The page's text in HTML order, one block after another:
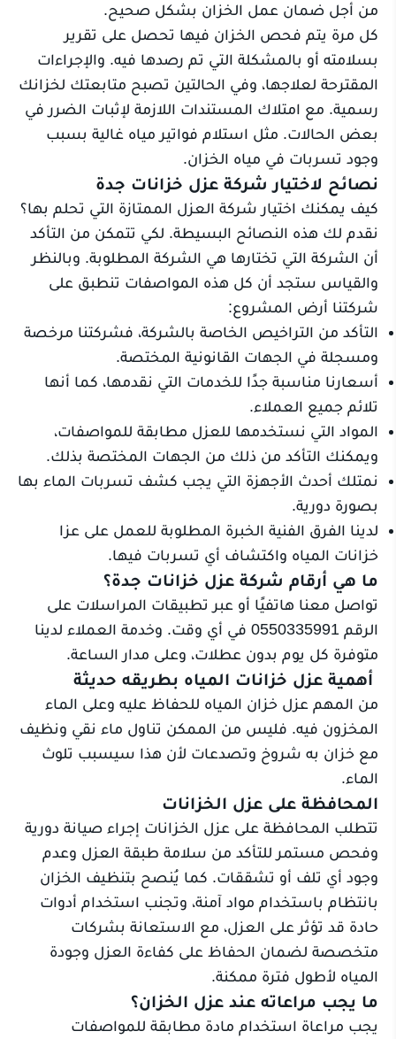
من أجل ضمان عمل الخزان بشكل صحيح.
كل مرة يتم فحص الخزان فيها تحصل على تقرير
بسلامته أو بالمشكلة التي تم رصدها فيه. والإجراءات
المقترحة لعلاجها، وفي الحالتين تصبح متابعتك لخزانك
رسمية. مع امتلاك المستندات اللازمة لإثبات الضرر في
بعض الحالات. مثل استلام فواتير مياه غالية بسبب
وجود تسربات في مياه الخزان.
نصائح لاختيار شركة عزل خزانات جدة
كيف يمكنك اختيار شركة العزل الممتازة التي تحلم بها؟
نقدم لك هذه النصائح البسيطة. لكي تتمكن من التأكد
أن الشركة التي تختارها هي الشركة المطلوبة. وبالنظر
والقياس ستجد أن كل هذه المواصفات تنطبق على
شركتنا أرض المشروع:
التأكد من التراخيص الخاصة بالشركة، فشركتنا مرخصة
ومسجلة في الجهات القانونية المختصة.
أسعارنا مناسبة جدًا للخدمات التي نقدمها، كما أنها
تلائم جميع العملاء.
المواد التي نستخدمها للعزل مطابقة للمواصفات،
ويمكنك التأكد من ذلك من الجهات المختصة بذلك.
نمتلك أحدث الأجهزة التي يجب كشف تسربات الماء بها
بصورة دورية.
لدينا الفرق الفنية الخبرة المطلوبة للعمل على عزا
خزانات المياه واكتشاف أي تسربات فيها.
ما هي أرقام شركة عزل خزانات جدة؟
تواصل معنا هاتفيًا أو عبر تطبيقات المراسلات على
الرقم 0550335991 في أي وقت. وخدمة العملاء لدينا
متوفرة كل يوم بدون عطلات، وعلى مدار الساعة.
أهمية عزل خزانات المياه بطريقه حديثة
من المهم عزل خزان المياه للحفاظ عليه وعلى الماء
المخزون فيه. فليس من الممكن تناول ماء نقي ونظيف
مع خزان به شروخ وتصدعات لأن هذا سيسبب تلوث
الماء.
المحافظة على عزل الخزانات
تتطلب المحافظة على عزل الخزانات إجراء صيانة دورية
وفحص مستمر للتأكد من سلامة طبقة العزل وعدم
وجود أي تلف أو تشققات. كما يُنصح بتنظيف الخزان
بانتظام باستخدام مواد آمنة، وتجنب استخدام أدوات
حادة قد تؤثر على العزل، مع الاستعانة بشركات
متخصصة لضمان الحفاظ على كفاءة العزل وجودة
المياه لأطول فترة ممكنة.
ما يجب مراعاته عند عزل الخزان؟
يجب مراعاة استخدام مادة مطابقة للمواصفات